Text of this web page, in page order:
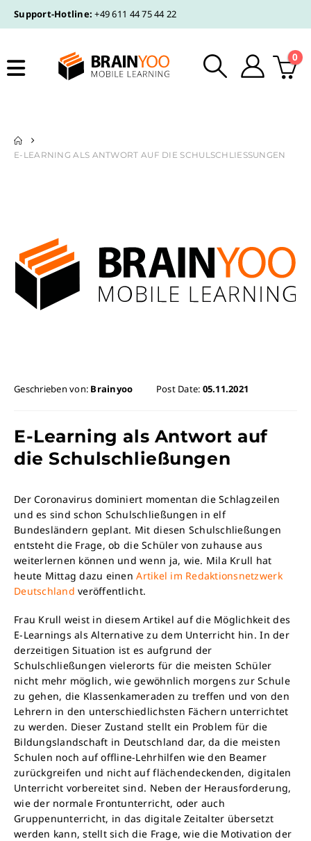
Support-Hotline: +49 611 44 75 44 22
0
E-LEARNING ALS ANTWORT AUF DIE SCHULSCHLIESSUNGEN
Geschrieben von: Brainyoo Post Date: 05.11.2021
E-Learning als Antwort auf
die Schulschließungen
Der Coronavirus dominiert momentan die Schlagzeilen
und es sind schon Schulschließungen in elf
Bundesländern geplant. Mit diesen Schulschließungen
entsteht die Frage, ob die Schüler von zuhause aus
weiterlernen können und wenn ja, wie. Mila Krull hat
heute Mittag dazu einenArtikel im Redaktionsnetzwerk
Deutschland veröffentlicht.
Frau Krull weist in diesem Artikel auf die Möglichkeit des
E-Learnings als Alternative zu dem Unterricht hin. In der
derzeitigen Situation ist es aufgrund der
Schulschließungen vielerorts für die meisten Schüler
nicht mehr möglich, wie gewöhnlich morgens zur Schule
zu gehen, die Klassenkameraden zu treffen und von den
Lehrern in den unterschiedlichsten Fächern unterrichtet
zu werden. Dieser Zustand stellt ein Problem für die
Bildungslandschaft in Deutschland dar, da die meisten
Schulen noch auf offline-Lehrhilfen wie den Beamer
zurückgreifen und nicht auf flächendeckenden, digitalen
Unterricht vorbereitet sind. Neben der Herausforderung,
wie der normale Frontunterricht, oder auch
Gruppenunterricht, in das digitale Zeitalter übersetzt
werden kann, stellt sich die Frage, wie die Motivation der